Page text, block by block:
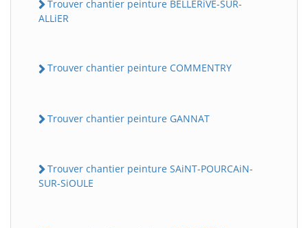
Trouver chantier peinture BELLERiVE-SUR-
ALLiER
Trouver chantier peinture COMMENTRY
Trouver chantier peinture GANNAT
Trouver chantier peinture SAiNT-POURCAiN-
SUR-SiOULE